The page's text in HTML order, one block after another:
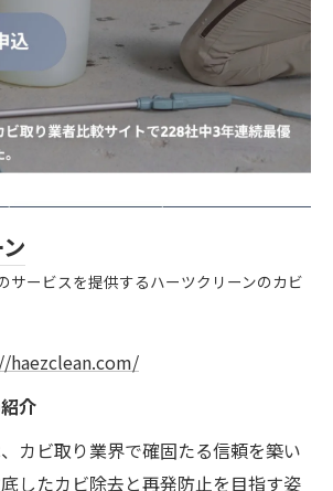
サービスを提供するハーツクリーンのカビ
haezclean.com/
介
カビ取り業界で確固たる信頼を築い
したカビ除去と再発防止を目指す姿